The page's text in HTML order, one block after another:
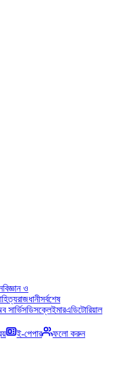
বিজ্ঞান ও
রাজধানীসর্বশেষ
সার্ভিসডিসক্লেইমারএডিটোরিয়াল
ই-পেপার ফলো করুন